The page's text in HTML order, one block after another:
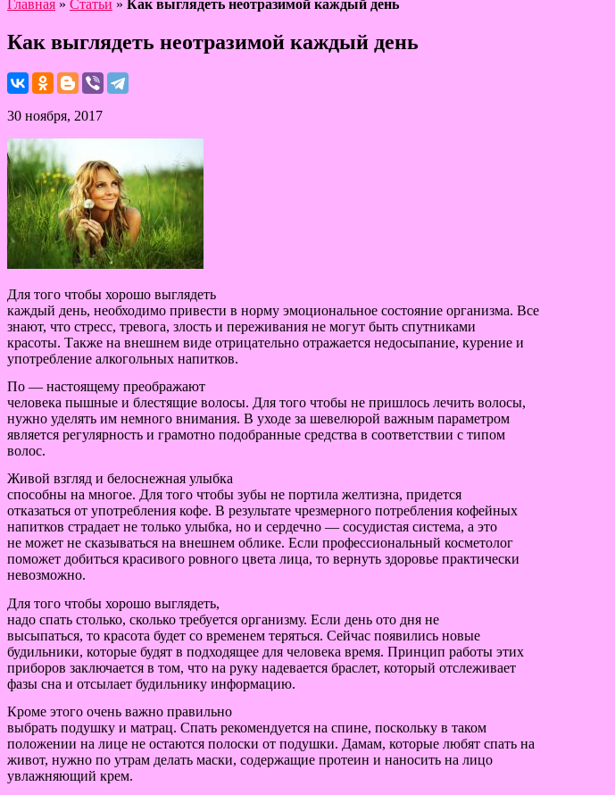
Главная » Статьи » Как выглядеть неотразимой каждый день
Как выглядеть неотразимой каждый день
30 ноября, 2017
Для того чтобы хорошо выглядеть
каждый день, необходимо привести в норму эмоциональное состояние организма. Все
знают, что стресс, тревога, злость и переживания не могут быть спутниками
красоты. Также на внешнем виде отрицательно отражается недосыпание, курение и
употребление алкогольных напитков.
По — настоящему преображают
человека пышные и блестящие волосы. Для того чтобы не пришлось лечить волосы,
нужно уделять им немного внимания. В уходе за шевелюрой важным параметром
является регулярность и грамотно подобранные средства в соответствии с типом
волос.
Живой взгляд и белоснежная улыбка
способны на многое. Для того чтобы зубы не портила желтизна, придется
отказаться от употребления кофе. В результате чрезмерного потребления кофейных
напитков страдает не только улыбка, но и сердечно — сосудистая система, а это
не может не сказываться на внешнем облике. Если профессиональный косметолог
поможет добиться красивого ровного цвета лица, то вернуть здоровье практически
невозможно.
Для того чтобы хорошо выглядеть,
надо спать столько, сколько требуется организму. Если день ото дня не
высыпаться, то красота будет со временем теряться. Сейчас появились новые
будильники, которые будят в подходящее для человека время. Принцип работы этих
приборов заключается в том, что на руку надевается браслет, который отслеживает
фазы сна и отсылает будильнику информацию.
Кроме этого очень важно правильно
выбрать подушку и матрац. Спать рекомендуется на спине, поскольку в таком
положении на лице не остаются полоски от подушки. Дамам, которые любят спать на
живот, нужно по утрам делать маски, содержащие протеин и наносить на лицо
увлажняющий крем.